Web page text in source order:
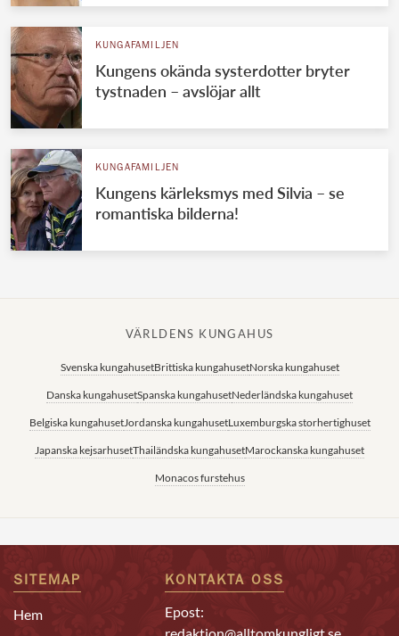
KUNGAFAMILJEN
Kungens okända systerdotter bryter
tystnaden – avslöjar allt
KUNGAFAMILJEN
Kungens kärleksmys med Silvia – se
romantiska bilderna!
VÄRLDENS KUNGAHUS
Svenska kungahusetBrittiska kungahusetNorska kungahuset
Danska kungahusetSpanska kungahusetNederländska kungahuset
Belgiska kungahusetJordanska kungahusetLuxemburgska storhertighuset
Japanska kejsarhusetThailändska kungahusetMarockanska kungahuset
Monacos furstehus
SITEMAP
Hem
KONTAKTA OSS
Epost: